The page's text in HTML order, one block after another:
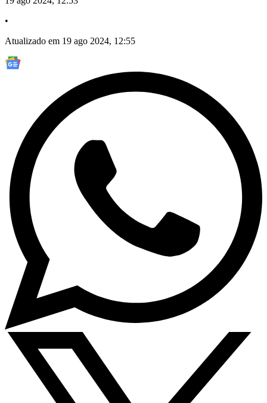
•
Atualizado em 19 ago 2024, 12:55